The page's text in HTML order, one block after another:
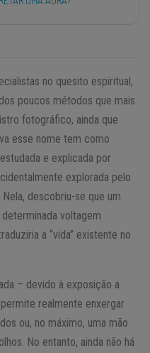
no quesito espiritual,
poucos métodos que mais
fotográfico, ainda que
esse nome tem como
e explicada por
explorada pelo
descobriu-se que um
voltagem
a “vida” existente no
– devido à exposição a
realmente enxergar
ou, no máximo, uma mão
No entanto, ainda não há